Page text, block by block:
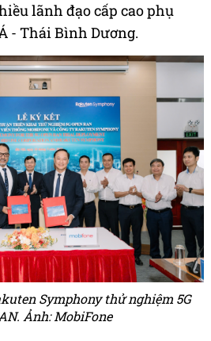
lãnh đạo cấp cao phụ
- Thái Bình Dương.
Symphony thử nghiệm 5G
Ảnh: MobiFone